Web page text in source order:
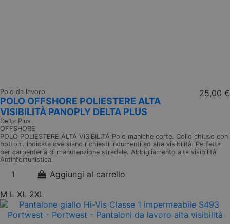
Polo da lavoro
POLO OFFSHORE POLIESTERE ALTA
VISIBILITÀ PANOPLY DELTA PLUS
Delta Plus
OFFSHORE
25,00 €
POLO POLIESTERE ALTA VISIBILITÀ Polo maniche corte. Collo chiuso con
bottoni. Indicata ove siano richiesti indumenti ad alta visibilità. Perfetta
per carpenteria di manutenzione stradale. Abbigliamento alta visibilità
Antinfortunistica
Aggiungi al carrello
M L XL 2XL